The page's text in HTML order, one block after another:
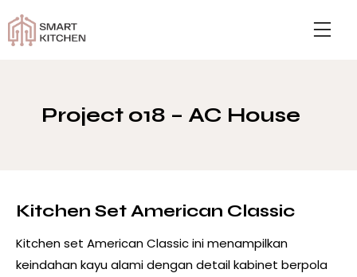
Project 018 – AC House
Kitchen Set American Classic
Kitchen set American Classic ini menampilkan
keindahan kayu alami dengan detail kabinet berpola